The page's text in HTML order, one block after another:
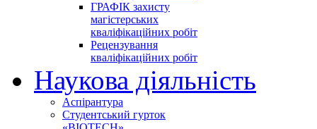
ГРАФІК захисту
магістерських
кваліфікаційних робіт
Рецензування
кваліфікаційних робіт
Наукова діяльність
Аспірантура
Студентський гурток